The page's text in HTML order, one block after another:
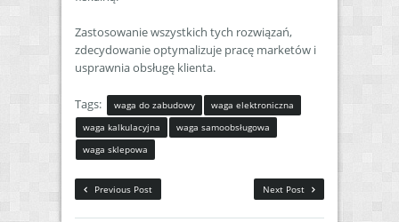
Zastosowanie wszystkich tych rozwiązań,
zdecydowanie optymalizuje pracę marketów i
usprawnia obsługę klienta.
Tags: waga do zabudowy
waga elektroniczna
waga kalkulacyjna
waga samoobsługowa
waga sklepowa
Next Post
Previous Post